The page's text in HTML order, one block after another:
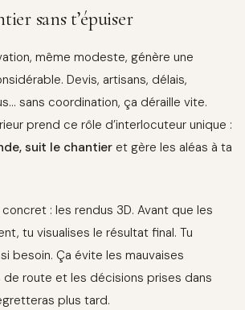
sans t’épuiser
même modeste, génère une
Devis, artisans, délais,
sans coordination, ça déraille vite.
prend ce rôle d’interlocuteur unique :
suit le chantier et gère les aléas à ta
: les rendus 3D. Avant que les
tu visualises le résultat final. Tu
besoin. Ça évite les mauvaises
de route et les décisions prises dans
plus tard.